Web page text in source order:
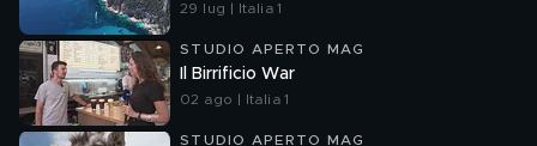
29 lug | Italia 1
STUDIO APERTO MAG
Il Birrificio War
02 ago | Italia 1
STUDIO APERTO MAG